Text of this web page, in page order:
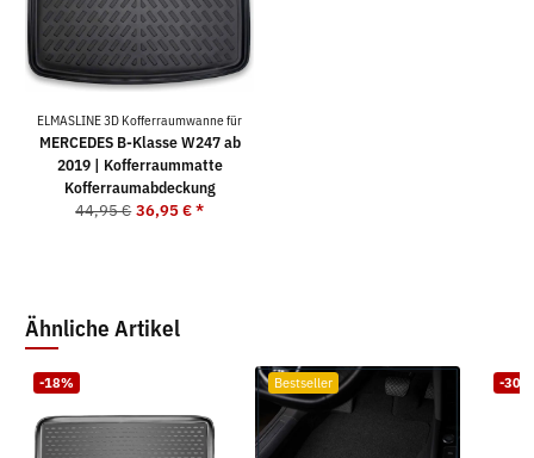
ELMASLINE 3D Kofferraumwanne für
MERCEDES B-Klasse W247 ab
2019 | Kofferraummatte
Kofferraumabdeckung
44,95 € 36,95 €*
Ähnliche Artikel
-18% Bestseller -30%